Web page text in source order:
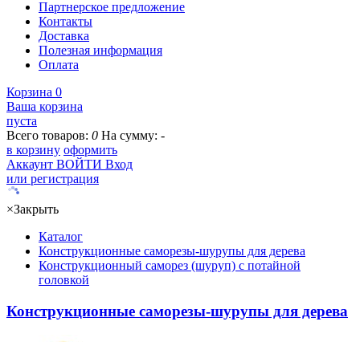
Партнерское предложение
Контакты
Доставка
Полезная информация
Оплата
Корзина 0
Ваша корзина
пуста
Всего товаров: 0 На сумму: -
в корзину оформить
Аккаунт ВОЙТИ Вход
или регистрация
×Закрыть
Каталог
Конструкционные саморезы-шурупы для дерева
Конструкционный саморез (шуруп) с потайной
головкой
Конструкционные саморезы-шурупы для дерева